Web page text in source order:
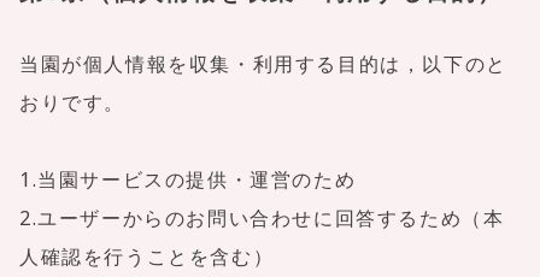
当園が個人情報を収集・利用する目的は，以下のと
おりです。
1.当園サービスの提供・運営のため
2.ユーザーからのお問い合わせに回答するため（本
人確認を行うことを含む）